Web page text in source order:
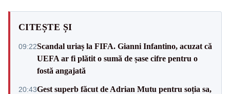
CITEȘTE ȘI
09:22Scandal uriaș la FIFA. Gianni Infantino, acuzat că
UEFA ar fi plătit o sumă de șase cifre pentru o
fostă angajată
20:43Gest superb făcut de Adrian Mutu pentru soția sa,